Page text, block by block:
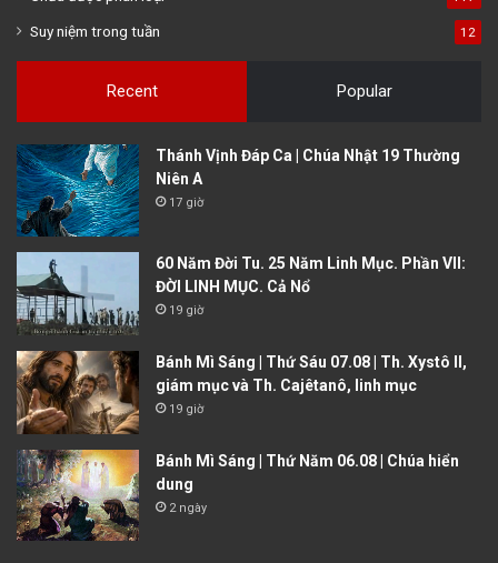
Suy niệm trong tuần 12
Recent Popular
Thánh Vịnh Đáp Ca | Chúa Nhật 19 Thường
Niên A
17 giờ
60 Năm Đời Tu. 25 Năm Linh Mục. Phần VII:
ĐỜI LINH MỤC. Cả Nổ
19 giờ
Bánh Mì Sáng | Thứ Sáu 07.08 | Th. Xystô II,
giám mục và Th. Cajêtanô, linh mục
19 giờ
Bánh Mì Sáng | Thứ Năm 06.08 | Chúa hiển
dung
2 ngày